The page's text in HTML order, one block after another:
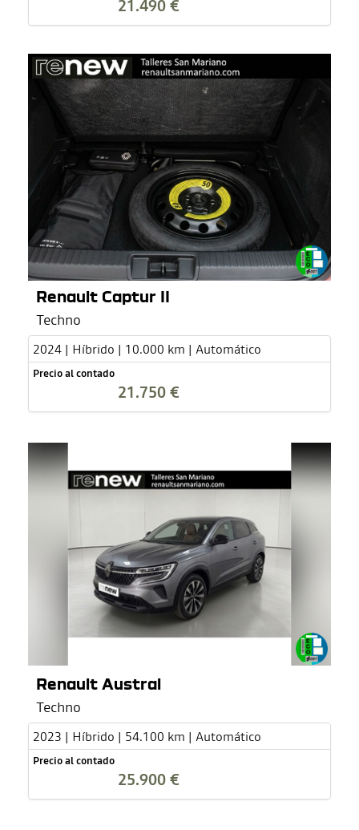
21.490 €
Renault Captur II
Techno
2024 | Híbrido | 10.000 km | Automático
Precio al contado
21.750 €
Renault Austral
Techno
2023 | Híbrido | 54.100 km | Automático
Precio al contado
25.900 €